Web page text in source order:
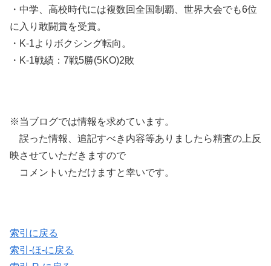
・中学、高校時代には複数回全国制覇、世界大会でも6位
に入り敢闘賞を受賞。
・K-1よりボクシング転向。
・K-1戦績：7戦5勝(5KO)2敗
※当ブログでは情報を求めています。
誤った情報、追記すべき内容等ありましたら精査の上反
映させていただきますので
コメントいただけますと幸いです。
索引に戻る
索引-ほ-に戻る